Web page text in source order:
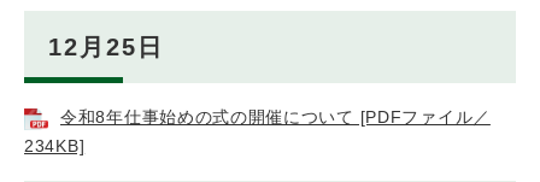
12月25日
令和8年仕事始めの式の開催について [PDFファイル／
234KB]